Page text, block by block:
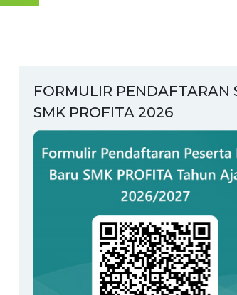
FORMULIR PENDAFTARAN
SMK PROFITA 2026